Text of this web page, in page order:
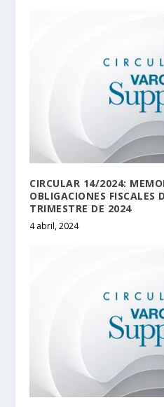
CIRCULAR 14/2024:
OBLIGACIONES FISCALES
TRIMESTRE DE 2024
4 abril, 2024